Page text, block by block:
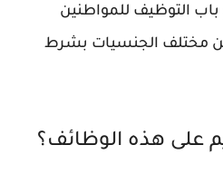
التوظيف للمواطنين
من مختلف الجنسيات بشرط
على هذه الوظائف؟